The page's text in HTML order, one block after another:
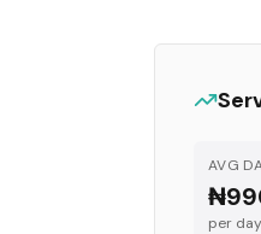
AVG
per day